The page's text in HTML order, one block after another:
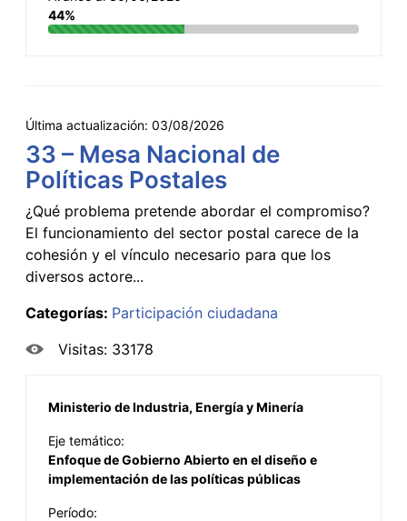
44%
Última actualización: 03/08/2026
33 – Mesa Nacional de
Políticas Postales
¿Qué problema pretende abordar el compromiso?
El funcionamiento del sector postal carece de la
cohesión y el vínculo necesario para que los
diversos actore...
Categorías: Participación ciudadana
Visitas: 33178
Ministerio de Industria, Energía y Minería
Eje temático:
Enfoque de Gobierno Abierto en el diseño e
implementación de las políticas públicas
Período: